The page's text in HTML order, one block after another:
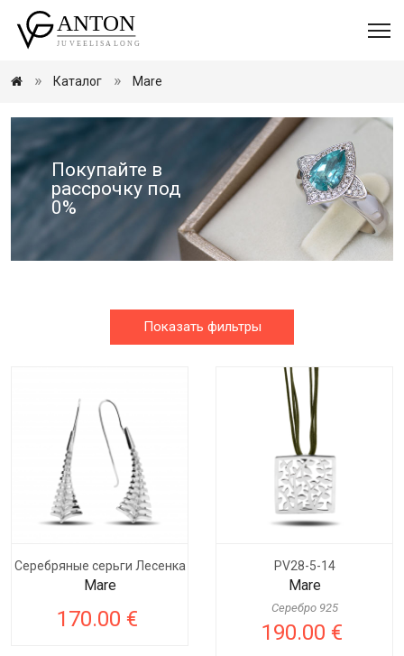
Каталог Mare
Покупайте в
рассрочку под
0%
Показать фильтры
Серебряные серьги Лесенка
Mare
170.00 €
PV28-5-14
Mare
Серебро 925
190.00 €